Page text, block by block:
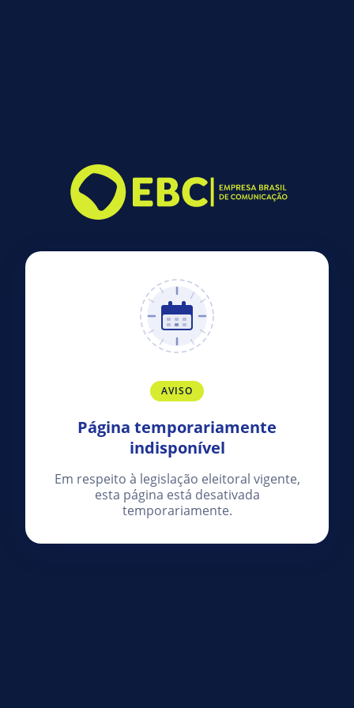
AVISO
Página temporariamente
indisponível
Em respeito à legislação eleitoral vigente,
esta página está desativada
temporariamente.